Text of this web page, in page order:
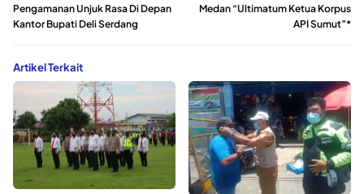
Pengamanan Unjuk Rasa Di Depan
Kantor Bupati Deli Serdang
Medan “Ultimatum Ketua Korpus
API Sumut”*
Artikel Terkait